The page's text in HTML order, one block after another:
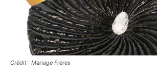
Crédit : Mariage Frères